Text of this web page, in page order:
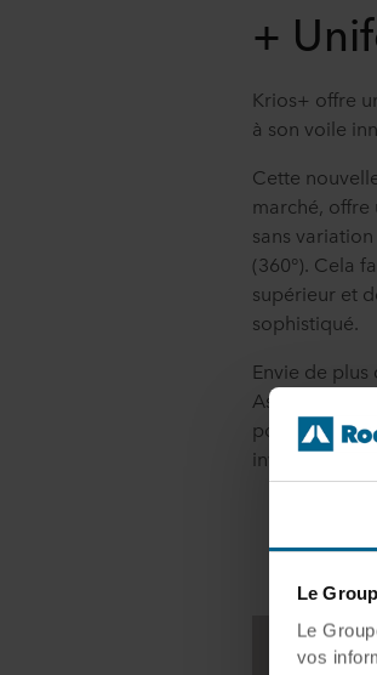
Le
Le
vos
+
Krios+ offre
à son voile
Cette
marché, offre
sans
(360°). Cela
supérieur et
sophistiqué.
Envie de plus
Associez
pour un jeu
invisible !